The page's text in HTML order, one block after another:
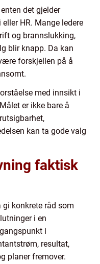
det gjelder
HR. Mange ledere
og brannslukking,
blir knapp. Da kan
forskjellen på å
med innsikt i
er ikke bare å
kan ta gode valg
faktisk
konkrete råd som
i en
i
resultat,
planer fremover.